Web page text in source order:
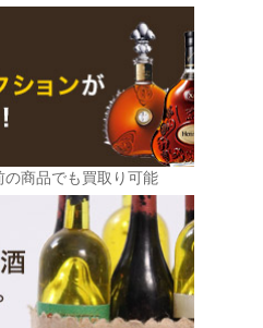
商品でも買取り可能